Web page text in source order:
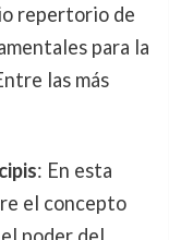
repertorio de
para la
las más
: En esta
el concepto